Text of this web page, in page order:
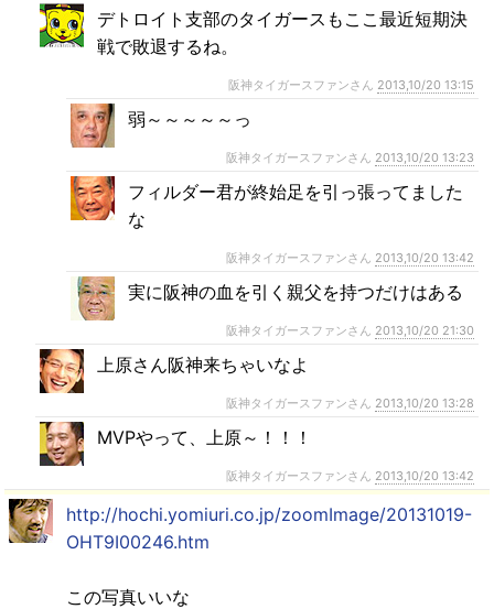
デトロイト支部のタイガースもここ最近短期決
戦で敗退するね。
阪神タイガースファンさん 2013,10/20 13:15
弱～～～～～っ
阪神タイガースファンさん 2013,10/20 13:23
フィルダー君が終始足を引っ張ってました
な
阪神タイガースファンさん 2013,10/20 13:42
実に阪神の血を引く親父を持つだけはある
阪神タイガースファンさん 2013,10/20 21:30
上原さん阪神来ちゃいなよ
阪神タイガースファンさん 2013,10/20 13:28
MVPやって、上原～！！！
阪神タイガースファンさん 2013,10/20 13:42
http://hochi.yomiuri.co.jp/zoomImage/20131019-
OHT9I00246.htm
この写真いいな